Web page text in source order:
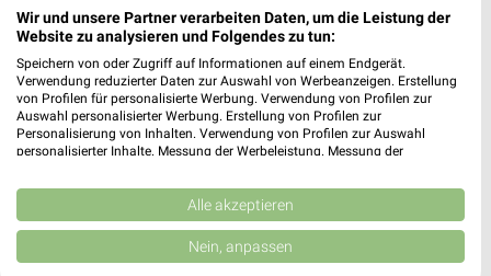
194,07 km • Angebote: 3 Prospekte
Rossmann Rostock
Kröpeliner Str. 37
18055 Rostock
193,82 km • Angebote: 3 Prospekte
Rossmann Rostock
Wir und unsere Partner verarbeiten Daten, um die Leistung der
Website zu analysieren und Folgendes zu tun:
Speichern von oder Zugriff auf Informationen auf einem Endgerät.
Verwendung reduzierter Daten zur Auswahl von Werbeanzeigen. Erstellung
von Profilen für personalisierte Werbung. Verwendung von Profilen zur
Auswahl personalisierter Werbung. Erstellung von Profilen zur
Personalisierung von Inhalten. Verwendung von Profilen zur Auswahl
personalisierter Inhalte. Messung der Werbeleistung. Messung der
Kombinationen von Daten aus verschiedenen Quellen. Entwicklung und
Verbesserung der Angebote. Verwendung reduzierter Daten zur Auswahl
von Inhalten.
Daten können außerhalb der Europäischen Union weitergegeben und in die
Alle akzeptieren
Nein, anpassen